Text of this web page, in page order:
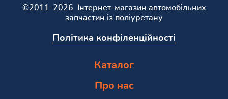
©2011-2026 Інтернет-магазин автомобільних
запчастин із поліуретану
Політика конфіленційності
Каталог
Про нас